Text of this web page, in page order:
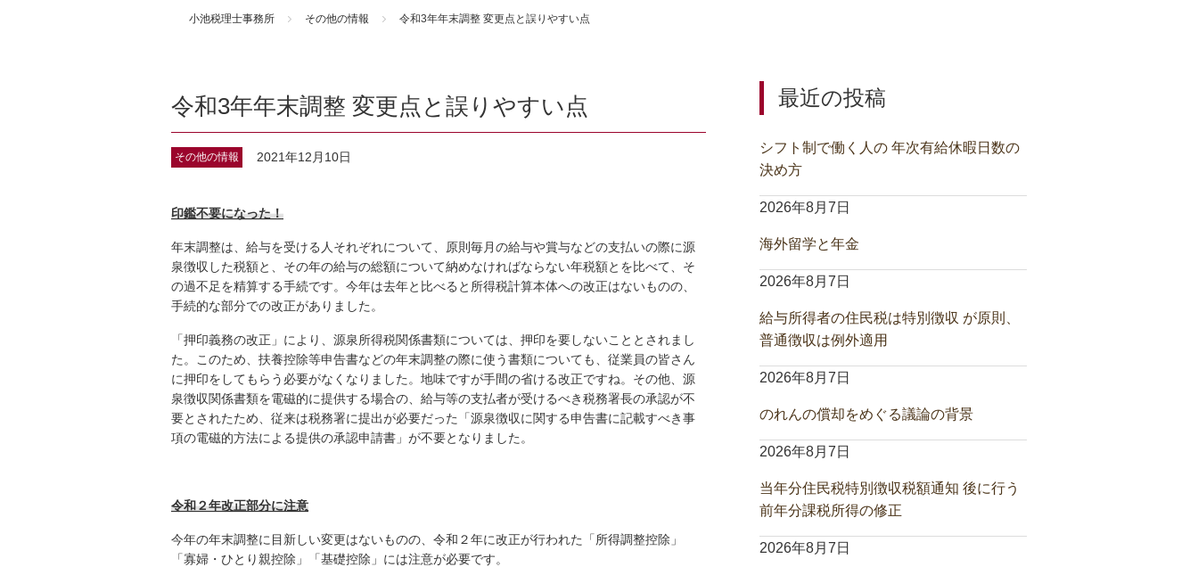
小池税理士事務所 その他の情報 令和3年年末調整 変更点と誤りやすい点
令和3年年末調整 変更点と誤りやすい点
その他の情報 2021年12月10日
印鑑不要になった！
年末調整は、給与を受ける人それぞれについて、原則毎月の給与や賞与などの支払いの際に源
泉徴収した税額と、その年の給与の総額について納めなければならない年税額とを比べて、そ
の過不足を精算する手続です。今年は去年と比べると所得税計算本体への改正はないものの、
手続的な部分での改正がありました。
「押印義務の改正」により、源泉所得税関係書類については、押印を要しないこととされまし
た。このため、扶養控除等申告書などの年末調整の際に使う書類についても、従業員の皆さん
に押印をしてもらう必要がなくなりました。地味ですが手間の省ける改正ですね。その他、源
泉徴収関係書類を電磁的に提供する場合の、給与等の支払者が受けるべき税務署長の承認が不
要とされたため、従来は税務署に提出が必要だった「源泉徴収に関する申告書に記載すべき事
項の電磁的方法による提供の承認申請書」が不要となりました。
令和２年改正部分に注意
今年の年末調整に目新しい変更はないものの、令和２年に改正が行われた「所得調整控除」
「寡婦・ひとり親控除」「基礎控除」には注意が必要です。
最近の投稿
シフト制で働く人の 年次有給休暇日数の
決め方
2026年8月7日
海外留学と年金
2026年8月7日
給与所得者の住民税は特別徴収 が原則、
普通徴収は例外適用
2026年8月7日
のれんの償却をめぐる議論の背景
2026年8月7日
当年分住民税特別徴収税額通知 後に行う
前年分課税所得の修正
2026年8月7日